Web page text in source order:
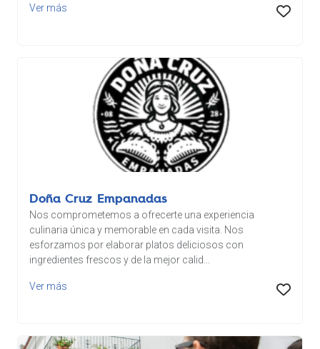
Ver más
Doña Cruz Empanadas
Nos comprometemos a ofrecerte una experiencia
culinaria única y memorable en cada visita. Nos
esforzamos por elaborar platos deliciosos con
ingredientes frescos y de la mejor calid...
Ver más